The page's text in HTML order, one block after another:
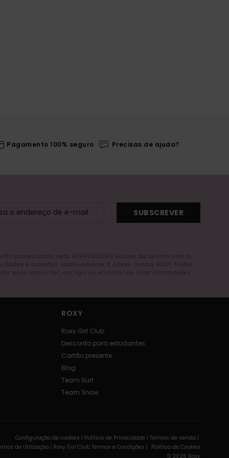
Pagamento 100% seguro Precisas de ajuda?
SUBSCREVER
pela BOARDRIDERS Europe de acordo com a
e coleções relativamente à nossa marca ROXY. Podes
para consultar, corrigir ou eliminar as tuas informações
ROXY
Roxy Girl Club
Desconto para estudantes
Cartão presente
Blog
Team Surf
Team Snow
Configuração de cookies | Política de Privacidade | Termos de venda |
de Utilizaçâo | Roxy Girl Club Termos e Condições |
Política de Cookies
© 2026 Roxy